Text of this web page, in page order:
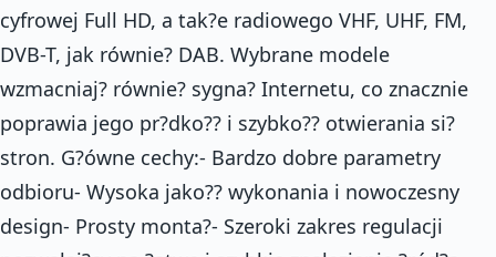
cyfrowej Full HD, a tak?e radiowego VHF, UHF, FM,
DVB-T, jak równie? DAB. Wybrane modele
wzmacniaj? równie? sygna? Internetu, co znacznie
poprawia jego pr?dko?? i szybko?? otwierania si?
stron. G?ówne cechy:- Bardzo dobre parametry
odbioru- Wysoka jako?? wykonania i nowoczesny
design- Prosty monta?- Szeroki zakres regulacji